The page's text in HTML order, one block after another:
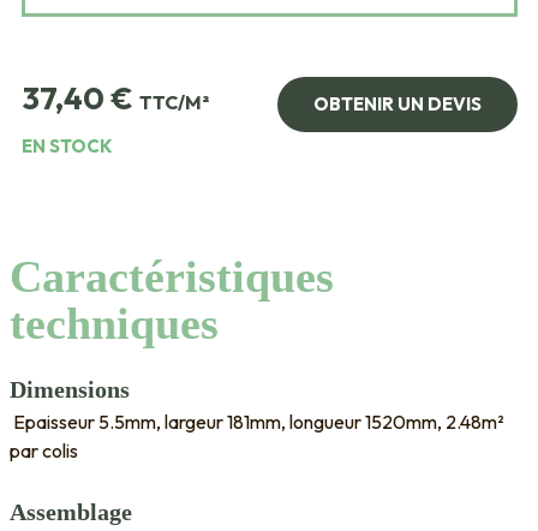
37,40€ TTC/M²
OBTENIR UN DEVIS
EN STOCK
Caractéristiques
techniques
Dimensions
Epaisseur 5.5mm, largeur 181mm, longueur 1520mm, 2.48m²
par colis
Assemblage